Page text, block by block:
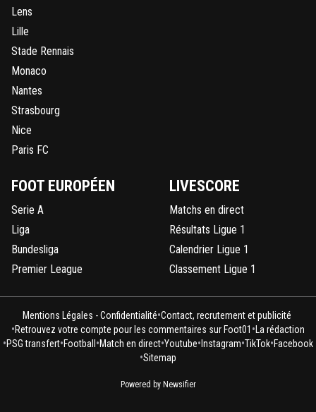
Lens
Lille
Stade Rennais
Monaco
Nantes
Strasbourg
Nice
Paris FC
FOOT EUROPÉEN
Serie A
Liga
Bundesliga
Premier League
LIVESCORE
Matchs en direct
Résultats Ligue 1
Calendrier Ligue 1
Classement Ligue 1
Mentions Légales - Confidentialité•Contact, recrutement et publicité
•Retrouvez votre compte pour les commentaires sur Foot01 • La rédaction
•PSG transfert•Football •Match en direct•Youtube• Instagram•TikTok•Facebook
•Sitemap
Powered by Newsifier